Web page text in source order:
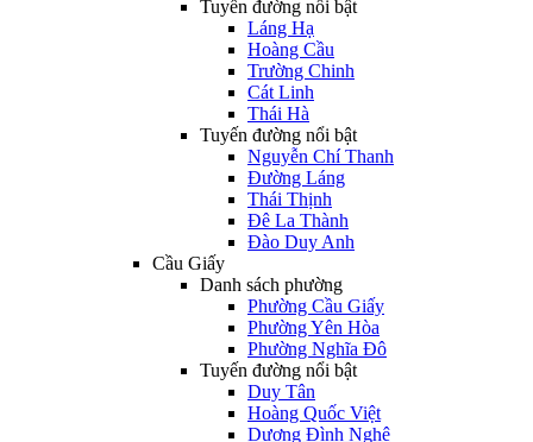
Tuyến đường nổi bật
Láng Hạ
Hoàng Cầu
Trường Chinh
Cát Linh
Thái Hà
Tuyến đường nổi bật
Nguyễn Chí Thanh
Đường Láng
Thái Thịnh
Đê La Thành
Đào Duy Anh
Cầu Giấy
Danh sách phường
Phường Cầu Giấy
Phường Yên Hòa
Phường Nghĩa Đô
Tuyến đường nổi bật
Duy Tân
Hoàng Quốc Việt
Dương Đình Nghệ